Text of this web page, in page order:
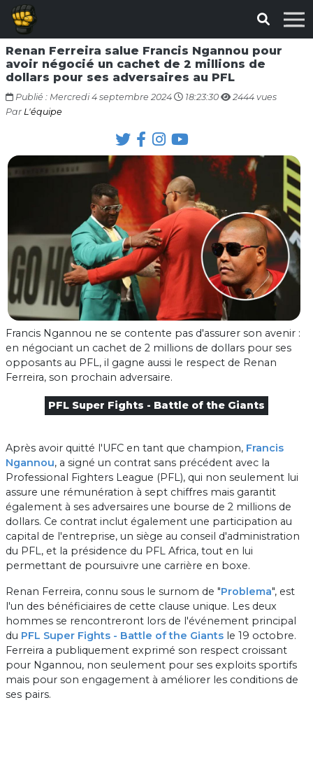
Renan Ferreira salue Francis Ngannou pour
avoir négocié un cachet de 2 millions de
dollars pour ses adversaires au PFL
Publié : Mercredi 4 septembre 2024 18:23:30
2444 vues
Par L'équipe
Francis Ngannou ne se contente pas d'assurer son avenir :
en négociant un cachet de 2 millions de dollars pour ses
opposants au PFL, il gagne aussi le respect de Renan
Ferreira, son prochain adversaire.
PFL Super Fights - Battle of the Giants
Après avoir quitté l'UFC en tant que champion, Francis
Ngannou, a signé un contrat sans précédent avec la
Professional Fighters League (PFL), qui non seulement lui
assure une rémunération à sept chiffres mais garantit
également à ses adversaires une bourse de 2 millions de
dollars. Ce contrat inclut également une participation au
capital de l'entreprise, un siège au conseil d'administration
du PFL, et la présidence du PFL Africa, tout en lui
permettant de poursuivre une carrière en boxe.
Renan Ferreira, connu sous le surnom de "Problema", est
l'un des bénéficiaires de cette clause unique. Les deux
hommes se rencontreront lors de l'événement principal
du PFL Super Fights - Battle of the Giants le 19 octobre.
Ferreira a publiquement exprimé son respect croissant
pour Ngannou, non seulement pour ses exploits sportifs
mais pour son engagement à améliorer les conditions de
ses pairs.